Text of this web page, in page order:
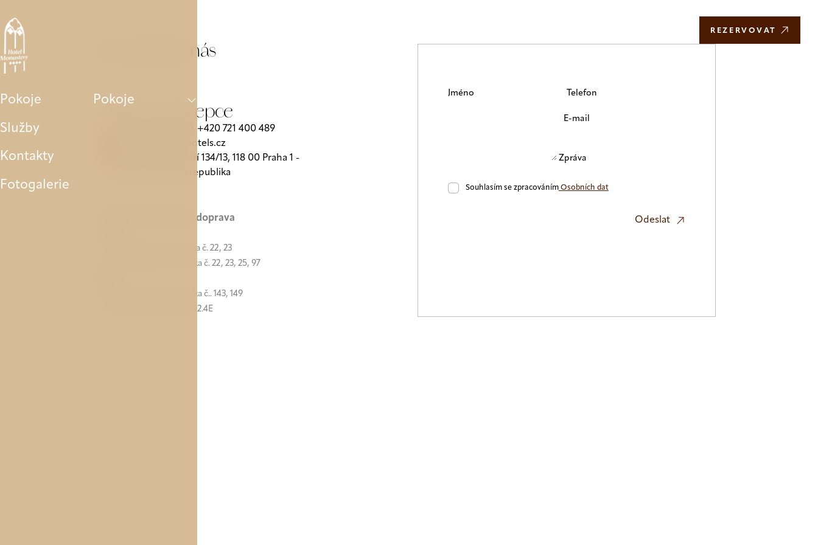
REZERVOVAT
Pokoje Pokoje
Služby
Kontakty
Fotogalerie
Kontaktujte nás
Adresa a recepce
+420 721 400 489
monastery@avehotels.cz
Strahovské nádvoří 134/13, 118 00 Praha 1 -
Hradčany, Česká republika
Městská hromadná doprava
zastávka Pohořelec, linka č. 22, 23
zastávka Malovanka, linka č. 22, 23, 25, 97
zastávka Malovanka, linka č.. 143, 149
GPS: 50°5'13.94N; 14°23'22.4E
Jméno Telefon
E-mail
Zpráva
Souhlasím se zpracovánímOsobních dat
Odeslat